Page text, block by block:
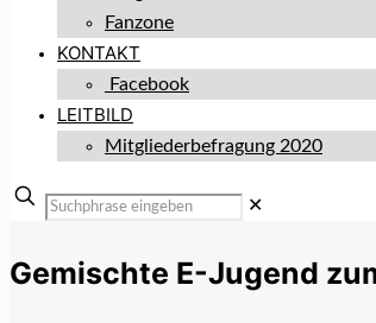
Fanzone
KONTAKT
Facebook
LEITBILD
Mitgliederbefragung 2020
✕
Gemischte E-Jugend